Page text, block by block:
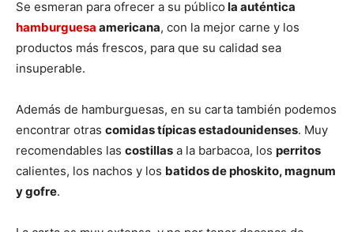
Se esmeran para ofrecer a su público la auténtica
hamburguesa americana, con la mejor carne y los
productos más frescos, para que su calidad sea
insuperable.
Además de hamburguesas, en su carta también podemos
encontrar otras comidas típicas estadounidenses. Muy
recomendables las costillas a la barbacoa, los perritos
calientes, los nachos y los batidos de phoskito, magnum
y gofre.